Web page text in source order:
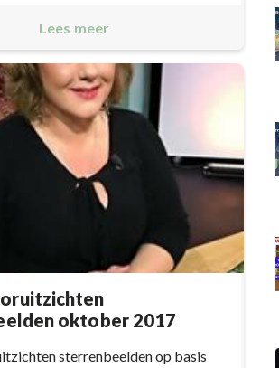
Lees meer
oktober 2017
sterrenbeelden op basis